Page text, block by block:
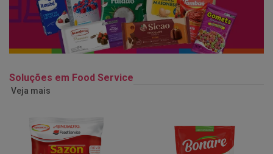
Soluções em Food Service
Veja mais